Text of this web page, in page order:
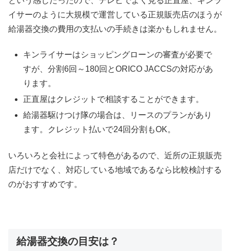
イサーのように大規模で運営している正規販売店のほうが
給湯器交換の費用の支払いの手続きは楽かもしれません。
キンライサーはショッピングローンの審査が必要で
すが、分割6回～180回とORICO JACCSの対応があ
ります。
正直屋はクレジットで相談することができます。
給湯器駆けつけ隊の場合は、リースのプランがあり
ます。クレジット払いで24回分割もOK。
いろいろと会社によって特色があるので、近所の正規販売
店だけでなく、対応している地域であるなら比較検討する
のがおすすめです。
給湯器交換の目安は？